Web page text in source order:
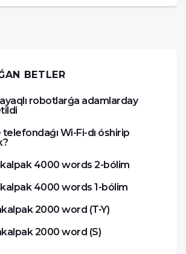
BETLER
robotlarǵa adamlarday
Wi-Fi-dı óshirip
4000 words 2-bólim
4000 words 1-bólim
2000 word (T-Y)
2000 word (S)